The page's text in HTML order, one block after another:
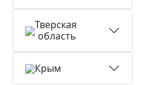
Тверская
область
Крым